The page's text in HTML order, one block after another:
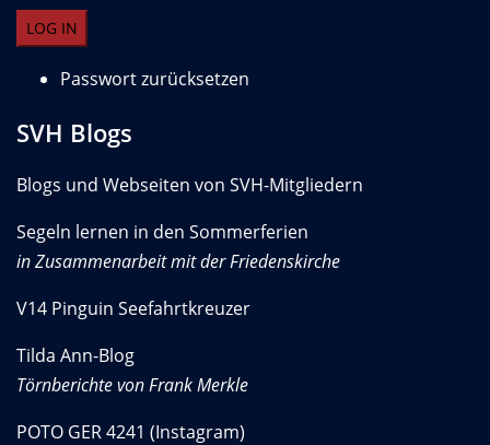
Passwort zurücksetzen
SVH Blogs
Blogs und Webseiten von SVH-Mitgliedern
Segeln lernen in den Sommerferien
in Zusammenarbeit mit der Friedenskirche
V14 Pinguin Seefahrtkreuzer
Tilda Ann-Blog
Törnberichte von Frank Merkle
POTO GER 4241 (Instagram)